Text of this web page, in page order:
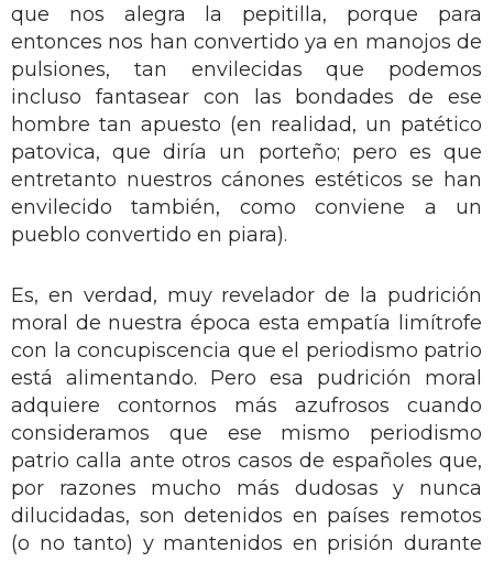
que nos alegra la pepitilla, porque para
entonces nos han convertido ya en manojos de
pulsiones, tan envilecidas que podemos
incluso fantasear con las bondades de ese
hombre tan apuesto (en realidad, un patético
patovica, que diría un porteño; pero es que
entretanto nuestros cánones estéticos se han
envilecido también, como conviene a un
pueblo convertido en piara).
Es, en verdad, muy revelador de la pudrición
moral de nuestra época esta empatía limítrofe
con la concupiscencia que el periodismo patrio
está alimentando. Pero esa pudrición moral
adquiere contornos más azufrosos cuando
consideramos que ese mismo periodismo
patrio calla ante otros casos de españoles que,
por razones mucho más dudosas y nunca
dilucidadas, son detenidos en países remotos
(o no tanto) y mantenidos en prisión durante